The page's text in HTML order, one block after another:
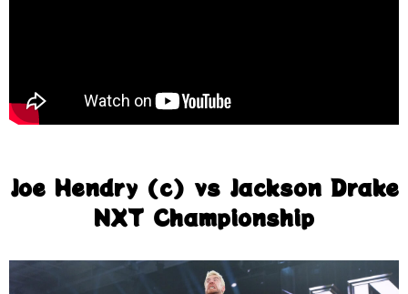
Joe Hendry (c) vs Jackson Drake
NXT Championship